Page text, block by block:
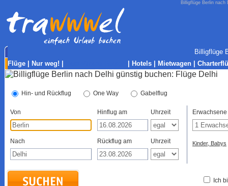
Billigflüge Berlin
Billigflüge
Flüge
Nur weg! Hotels Mietwagen
Hin- und Rückflug One Way Gabelflug
Von Hinflug am Uhrzeit
Nach Rückflug am Uhrzeit
Erwachsene
Kinder, Babys
Ich